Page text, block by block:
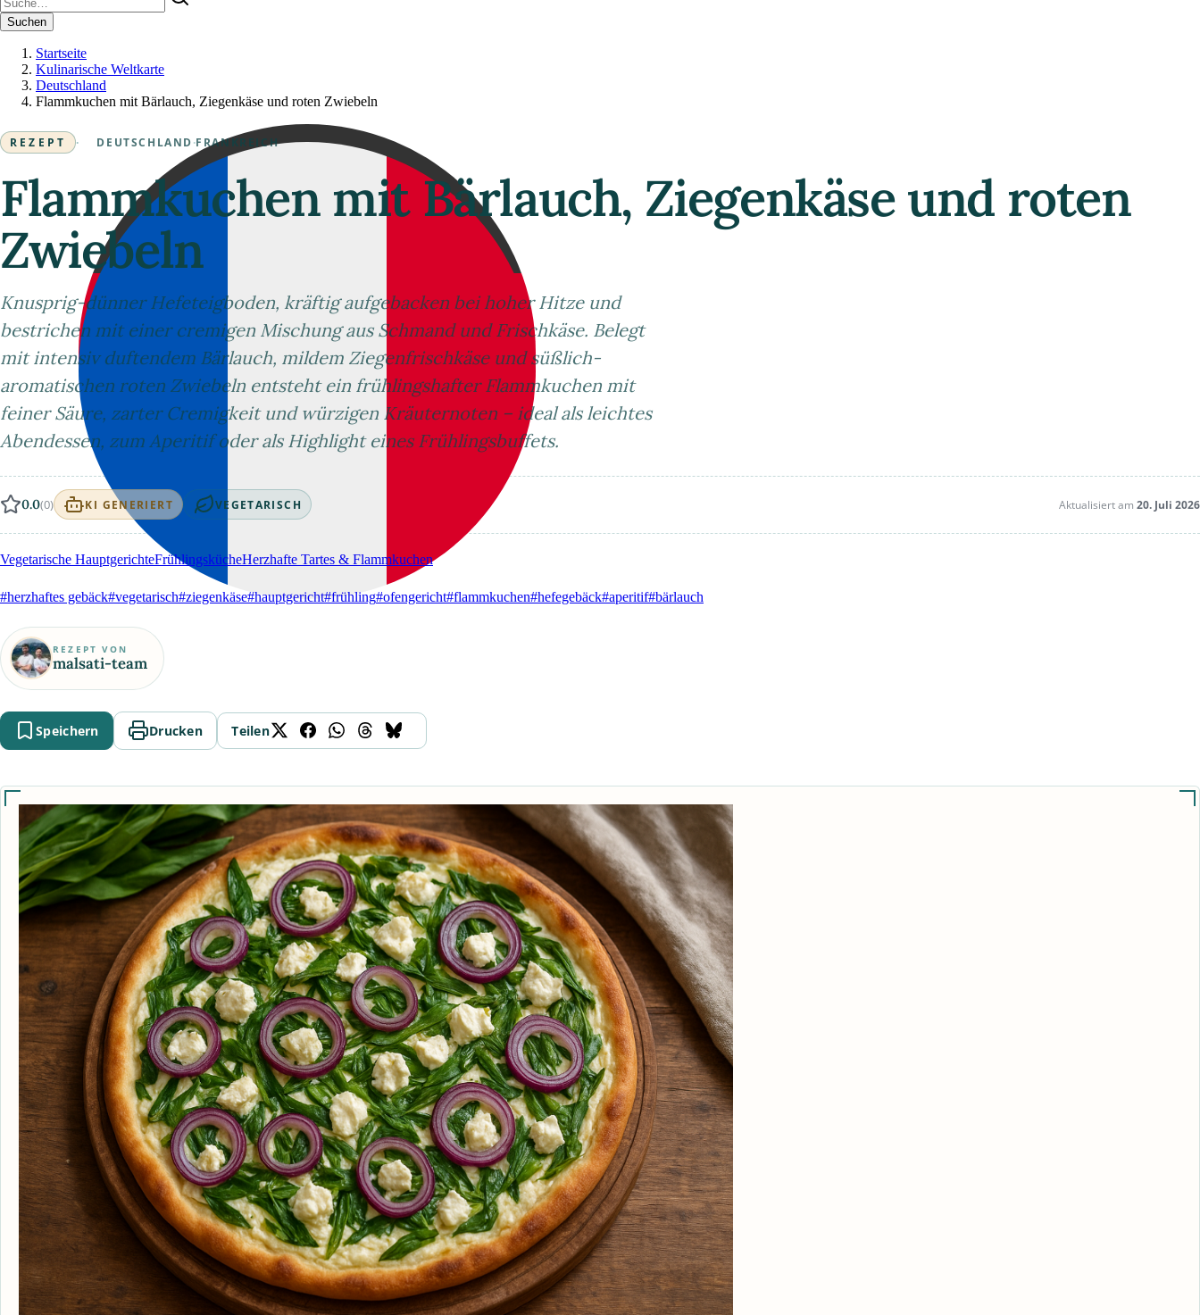
Suchen
Startseite
Kulinarische Weltkarte
Deutschland
Flammkuchen mit Bärlauch, Ziegenkäse und roten Zwiebeln
REZEPT · DEUTSCHLAND ·FRANKREICH
Flammkuchen mit Bärlauch, Ziegenkäse und roten
Zwiebeln
Knusprig-dünner Hefeteigboden, kräftig aufgebacken bei hoher Hitze und
bestrichen mit einer cremigen Mischung aus Schmand und Frischkäse. Belegt
mit intensiv duftendem Bärlauch, mildem Ziegenfrischkäse und süßlich-
aromatischen roten Zwiebeln entsteht ein frühlingshafter Flammkuchen mit
feiner Säure, zarter Cremigkeit und würzigen Kräuternoten – ideal als leichtes
Abendessen, zum Aperitif oder als Highlight eines Frühlingsbuffets.
0.0(0) KI GENERIERT VEGETARISCH Aktualisiert am 20. Juli 2026
Vegetarische HauptgerichteFrühlingskücheHerzhafte Tartes & Flammkuchen
#herzhaftes gebäck#vegetarisch#ziegenkäse#hauptgericht#frühling#ofengericht#flammkuchen#hefegebäck#aperitif#bärlauch
REZEPT VON
malsati-team
Speichern Drucken Teilen